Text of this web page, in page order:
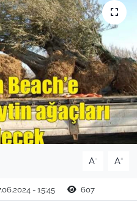
A- A+
- 15:45 607